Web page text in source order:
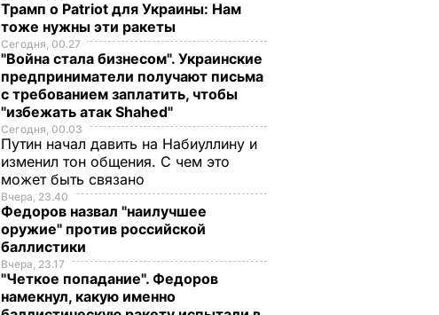
Трамп о Patriot для Украины: Нам
тоже нужны эти ракеты
Сегодня, 00.27
"Война стала бизнесом". Украинские
предприниматели получают письма
с требованием заплатить, чтобы
"избежать атак Shahed"
Сегодня, 00.03
Путин начал давить на Набиуллину и
изменил тон общения. С чем это
может быть связано
Вчера, 23.40
Федоров назвал "наилучшее
оружие" против российской
баллистики
Вчера, 23.17
"Четкое попадание". Федоров
намекнул, какую именно